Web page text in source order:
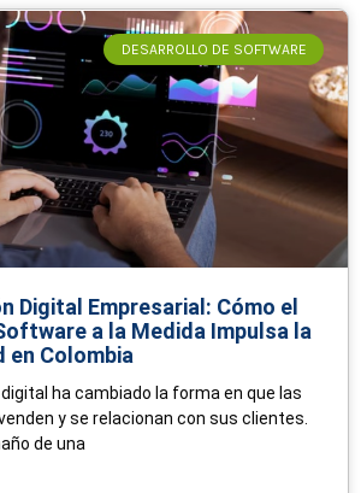
DESARROLLO DE SOFTWARE
Digital Empresarial: Cómo el
a la Medida Impulsa la
en Colombia
ha cambiado la forma en que las
y se relacionan con sus clientes.
de una
PagePagePagePagePage